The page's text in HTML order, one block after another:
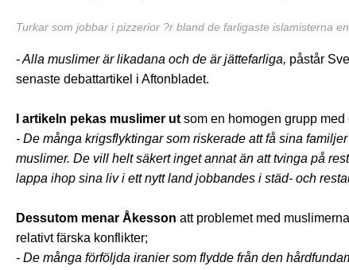
Turkar som jobbar i pizzerior ?r bland de farligaste islamisterna
- Alla muslimer är likadana och de är jättefarliga, påstår
senaste debattartikel i Aftonbladet.
I artikeln pekas muslimer ut som en homogen grupp
- De många krigsflyktingar som riskerade att få sina
muslimer. De vill helt säkert inget annat än att tvinga på
lappa ihop sina liv i ett nytt land jobbandes i städ- och
Dessutom menar Åkesson att problemet med
relativt färska konflikter;
- De många förföljda iranier som flydde från den